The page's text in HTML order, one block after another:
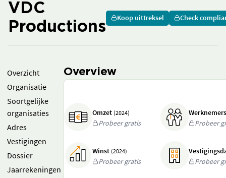
VDC
Productions
Koop uittreksel Check
Overzicht
Organisatie
Soortgelijke
organisaties
Adres
Vestigingen
Dossier
Jaarrekeningen
Overview
Omzet (2024)
Probeer gratis
Probeer
Winst (2024)
Probeer gratis
Probeer